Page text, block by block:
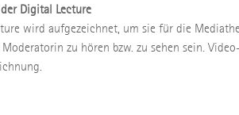
Digital Lecture
wird aufgezeichnet, um sie für die
zu hören bzw. zu sehen sein.